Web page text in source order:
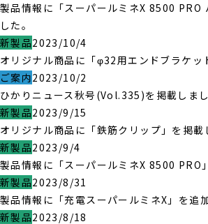
製品情報に「スーパールミネX 8500 PRO
した。
新製品2023/10/4
オリジナル商品に「φ32用エンドブラケッ
ご案内2023/10/2
ひかりニュース秋号(Vol.335)を掲載しまし
新製品2023/9/15
オリジナル商品に「鉄筋クリップ」を掲載
新製品2023/9/4
製品情報に「スーパールミネX 8500 PRO
新製品2023/8/31
製品情報に「充電スーパールミネX」を追
新製品2023/8/18